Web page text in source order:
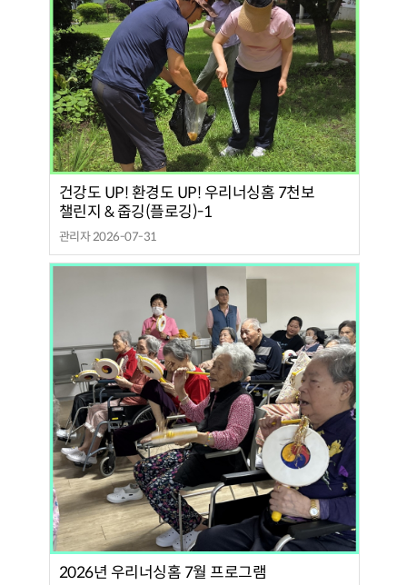
건강도 UP! 환경도 UP! 우리너싱홈 7천보
챌린지 & 줍깅(플로깅)-1
관리자 2026-07-31
2026년 우리너싱홈 7월 프로그램